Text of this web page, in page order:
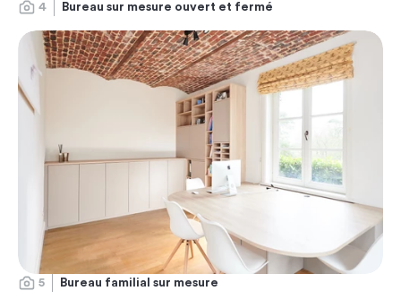
4 Bureau sur mesure ouvert et fermé
5 Bureau familial sur mesure